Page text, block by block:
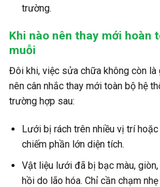
trường.
Khi nào nên thay mới hoàn
muỗi
Đôi khi, việc sửa chữa không còn là
nên cân nhắc thay mới toàn bộ hệ
trường hợp sau:
Lưới bị rách trên nhiều vị trí
chiếm phần lớn diện tích.
Vật liệu lưới đã bị bạc màu,
hồi do lão hóa. Chỉ cần chạm